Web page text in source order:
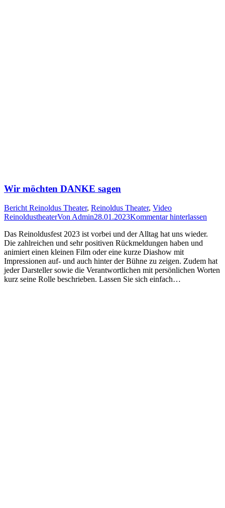
Wir möchten DANKE sagen
Bericht Reinoldus Theater, Reinoldus Theater, Video
ReinoldustheaterVon Admin28.01.2023Kommentar hinterlassen
Das Reinoldusfest 2023 ist vorbei und der Alltag hat uns wieder.
Die zahlreichen und sehr positiven Rückmeldungen haben und
animiert einen kleinen Film oder eine kurze Diashow mit
Impressionen auf- und auch hinter der Bühne zu zeigen. Zudem hat
jeder Darsteller sowie die Verantwortlichen mit persönlichen Worten
kurz seine Rolle beschrieben. Lassen Sie sich einfach…